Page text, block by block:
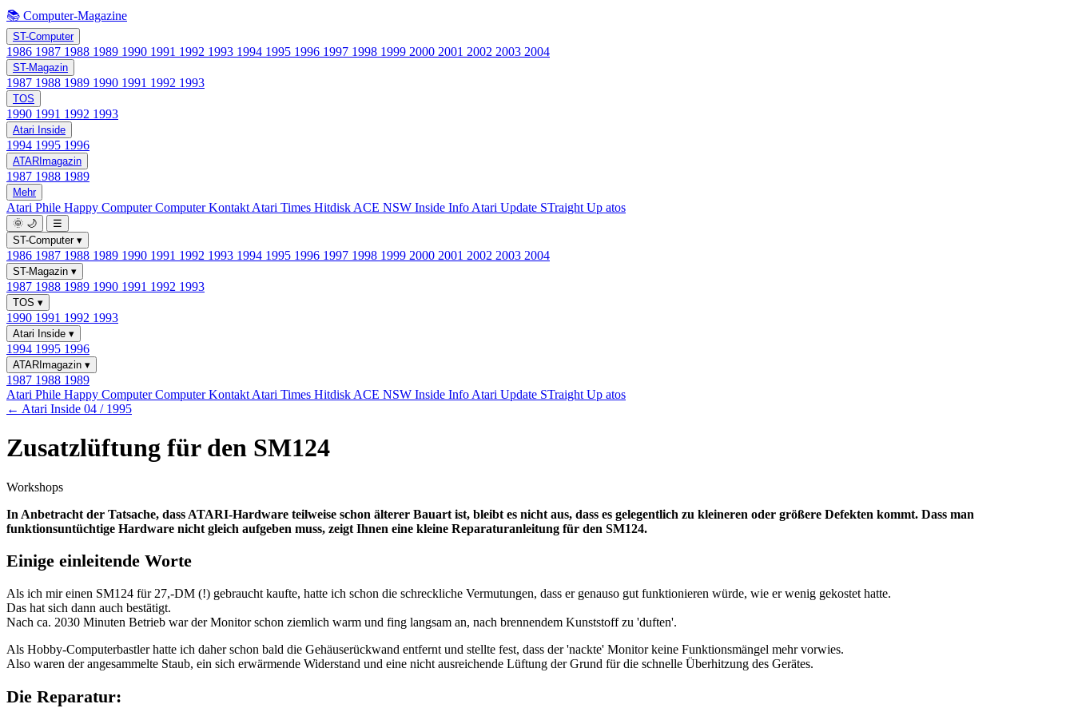
📚 Computer-Magazine
ST-Computer
1986 1987 1988 1989 1990 1991 1992 1993 1994 1995 1996 1997 1998 1999 2000 2001 2002 2003 2004
ST-Magazin
1987 1988 1989 1990 1991 1992 1993
TOS
1990 1991 1992 1993
Atari Inside
1994 1995 1996
ATARImagazin
1987 1988 1989
Mehr
Atari Phile Happy ComputerComputer Kontakt Atari Times Hitdisk ACE NSW Inside Info Atari Update STraight Up atos
🌞 🌙
☰
ST-Computer ▾
1986 1987 1988 1989 1990 1991 1992 1993 1994 1995 1996 1997 1998 1999 2000 2001 2002 2003 2004
ST-Magazin ▾
1987 1988 1989 1990 1991 1992 1993
TOS ▾
1990 1991 1992 1993
Atari Inside ▾
1994 1995 1996
ATARImagazin ▾
1987 1988 1989
Atari Phile Happy ComputerComputer Kontakt Atari Times Hitdisk ACE NSW Inside Info Atari Update STraight Up atos
← Atari Inside 04 / 1995
Zusatzlüftung für den SM124
Workshops
In Anbetracht der Tatsache, dass ATARI-Hardware teilweise schon älterer Bauart ist, bleibt es nicht aus, dass es gelegentlich zu kleineren oder größere Defekten kommt. Dass man
funktionsuntüchtige Hardware nicht gleich aufgeben muss, zeigt Ihnen eine kleine Reparaturanleitung für den SM124.
Einige einleitende Worte
Als ich mir einen SM124 für 27,-DM (!) gebraucht kaufte, hatte ich schon die schreckliche Vermutungen, dass er genauso gut funktionieren würde, wie er wenig gekostet hatte.
Das hat sich dann auch bestätigt.
Nach ca. 2030 Minuten Betrieb war der Monitor schon ziemlich warm und fing langsam an, nach brennendem Kunststoff zu 'duften'.
Als Hobby-Computerbastler hatte ich daher schon bald die Gehäuserückwand entfernt und stellte fest, dass der 'nackte' Monitor keine Funktionsmängel mehr vorwies.
Also waren der angesammelte Staub, ein sich erwärmende Widerstand und eine nicht ausreichende Lüftung der Grund für die schnelle Überhitzung des Gerätes.
Die Reparatur: